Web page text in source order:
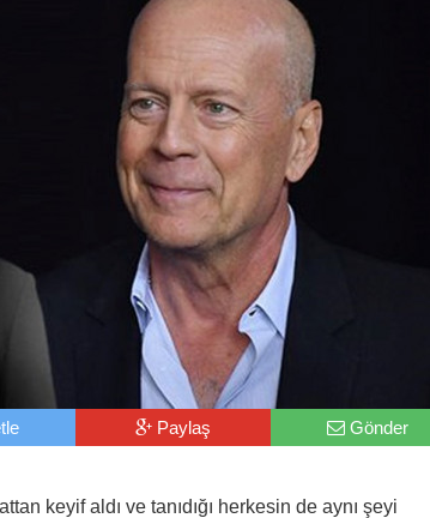
Paylaş Gönder
keyif aldı ve tanıdığı herkesin de aynı şeyi